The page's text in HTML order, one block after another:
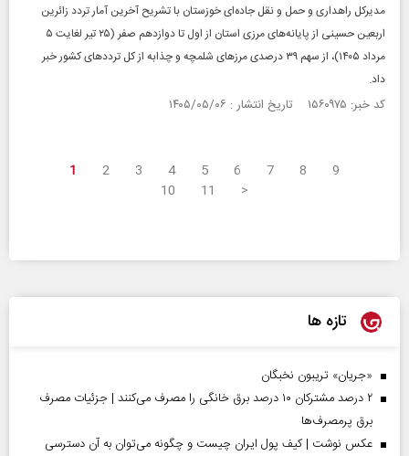
مدیرکل راهداری و حمل و نقل جاده‌ای خوزستان با تشریح آخرین آمار تردد زائرین
اربعین حسینی از پایانه‌های مرزی استان از اول تا دوازدهم صفر (۲۵ تیر لغایت ۵
مرداد ۱۴۰۵)، از سهم ۳۹ درصدی مرز‌های شلمچه و چذابه از کل تردد‌های کشور خبر
داد.
کد خبر: ۱۵۶۰۹۷۵ تاریخ انتشار : ۱۴۰۵/۰۵/۰۶
1 2 3 4 5 6 7 8
9
10
11 >
تازه ها
«جریان» تریبون نخبگان
۲ درصد مشترکان ۱۰ درصد برق خانگی را مصرف می‌کنند | جزئیات مصرف
برق پرمصرف‌ها
عکس نوشت | کیف پول ایران چیست و چگونه می‌توان به آن دسترسی